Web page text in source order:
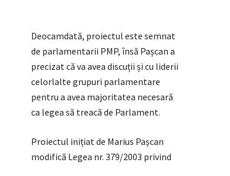
Deocamdată, proiectul este semnat
de parlamentarii PMP, însă Pașcan a
precizat că va avea discuții și cu liderii
celorlalte grupuri parlamentare
pentru a avea majoritatea necesară
ca legea să treacă de Parlament.
Proiectul inițiat de Marius Pașcan
modifică Legea nr. 379/2003 privind